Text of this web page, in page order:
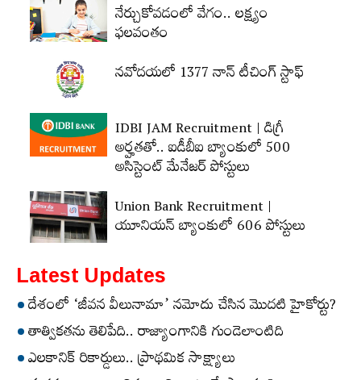
నేర్చుకోవడంలో వేగం.. లక్ష్యం
ఫలవంతం
నవోదయలో 1377 నాన్‌ టీచింగ్‌ స్టాఫ్‌
IDBI JAM Recruitment | డిగ్రీ
అర్హ‌త‌తో.. ఐడీబీఐ బ్యాంకులో 500
అసిస్టెంట్‌ మేనేజర్‌ పోస్టులు
Union Bank Recruitment |
యూనియన్ బ్యాంకులో 606 పోస్టులు
Latest Updates
దేశంలో ‘జీవన వీలునామా’ నమోదు చేసిన మొదటి హైకోర్టు?
తాత్వికతను తెలిపేది.. రాజ్యాంగానికి గుండెలాంటిది
ఎలకానిక్‌ రికార్డులు.. ప్రాథమిక సాక్ష్యాలు